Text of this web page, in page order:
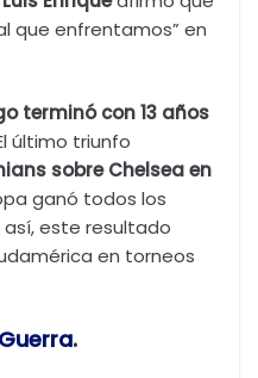
que enfrentamos” en
terminó con 13 años
último triunfo
sobre Chelsea en
ganó todos los
este resultado
en torneos
.